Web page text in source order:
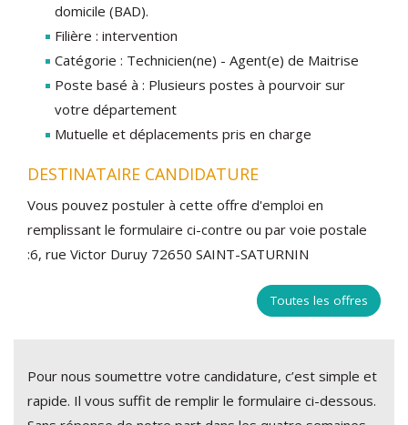
domicile (BAD).
Filière : intervention
Catégorie : Technicien(ne) - Agent(e) de Maitrise
Poste basé à : Plusieurs postes à pourvoir sur
votre département
Mutuelle et déplacements pris en charge
DESTINATAIRE CANDIDATURE
Vous pouvez postuler à cette offre d'emploi en
remplissant le formulaire ci-contre ou par voie postale
:6, rue Victor Duruy 72650 SAINT-SATURNIN
Toutes les offres
Pour nous soumettre votre candidature, c’est simple et
rapide. Il vous suffit de remplir le formulaire ci-dessous.